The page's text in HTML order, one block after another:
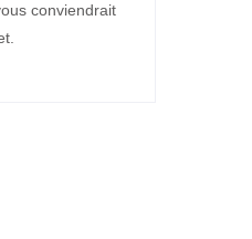
conviendrait